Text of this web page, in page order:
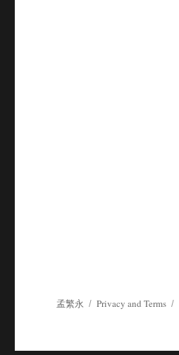
孟繁永 Privacy and Terms